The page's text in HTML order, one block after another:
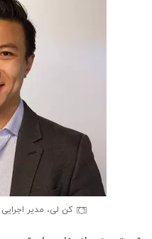
کن لی، مدیر